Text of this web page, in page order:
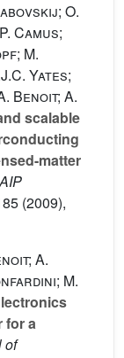
O.
Camus;
M.
Yates;
Benoit; A.
scalable
matter
(2009),
A.
M.
for a
of